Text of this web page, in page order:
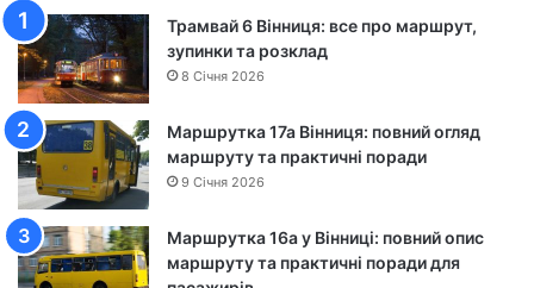
о
т
о
н
о
ш
а
—
Ч
е
р
Трамвай 6 Вінниця: все про маршрут,
зупинки та розклад
8 Січня 2026
Маршрутка 17а Вінниця: повний огляд
маршруту та практичні поради
9 Січня 2026
Маршрутка 16а у Вінниці: повний опис
маршруту та практичні поради для